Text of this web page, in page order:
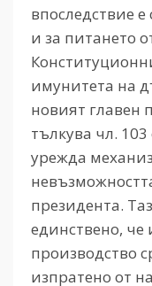
впоследствие
и за питането
имунитета на
новият главен
тълкува чл.
урежда
президента.
единствено,
производство
изпратено от